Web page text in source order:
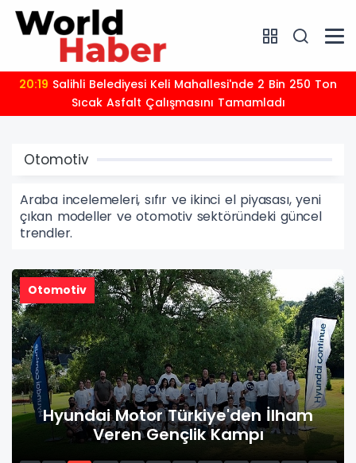
20:19
Sıcak Asfalt Çalışmasını Tamamladı
Otomotiv
Araba incelemeleri, sıfır ve ikinci el piyasası, yeni
çıkan modeller ve otomotiv sektöründeki güncel
trendler.
Otomotiv
A101 30 Temmuz'da Elektrikli
Kamyonet Satacak